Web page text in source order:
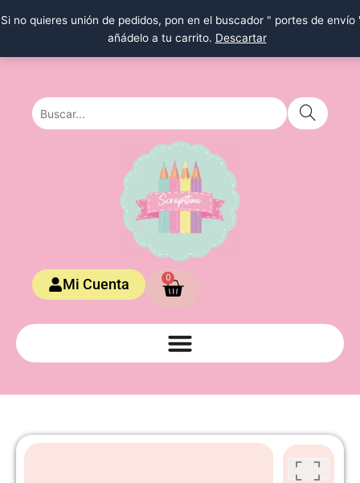
Si no quieres unión de pedidos, pon en el buscador " portes de envío
añádelo a tu carrito. Descartar
al
Mi Cuenta 0
Carrito